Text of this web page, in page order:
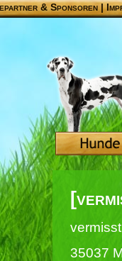
& Sponsoren|
35037